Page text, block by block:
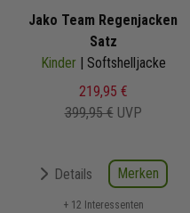
Jako Team Regenjacken
Satz
Kinder | Softshelljacke
219,95 €
399,95 € UVP
Details Merken
+ 12 Interessenten